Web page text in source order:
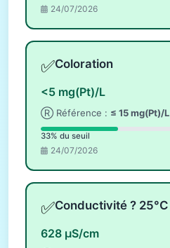
24/07/2026
✅Coloration
<5 mg(Pt)/L
Ⓡ Référence : ≤ 15 mg(Pt)/L
33% du seuil
24/07/2026
✅Conductivité ? 25°C
628 µS/cm